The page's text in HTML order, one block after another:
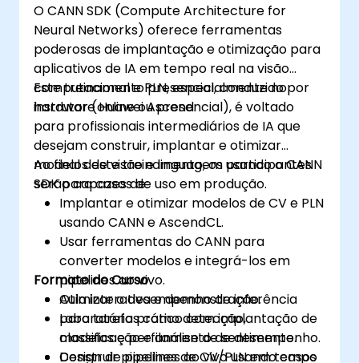
O CANN SDK (Compute Architecture for
Neural Networks) oferece ferramentas
poderosas de implantação e otimização para
aplicativos de IA em tempo real na visão
computacional e PLN, especialmente no
hardware Huawei Ascend.
Este treinamento presencial, conduzido por
instrutor (online ou presencial), é voltado
para profissionais intermediários de IA que
desejam construir, implantar e otimizar
modelos de visão e linguagem usando o CANN
SDK para casos de uso em produção.
Ao final deste treinamento, os participantes
serão capazes de:
Implantar e otimizar modelos de CV e PLN
usando CANN e AscendCL.
Usar ferramentas do CANN para
converter modelos e integrá-los em
pipelines ao vivo.
Otimizar o desempenho de inferência
para tarefas como detecção,
classificação e análise de sentimento.
Construir pipelines de CV/PLN em tempo
Formato do Curso
Aula interativa e demonstração.
Laboratório prático com implantação de
modelos e perfilamento de desempenho.
Design de pipelines ao vivo usando casos